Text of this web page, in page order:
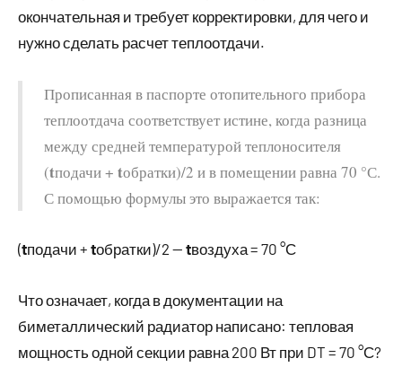
окончательная и требует корректировки, для чего и
нужно сделать расчет теплоотдачи.
Прописанная в паспорте отопительного прибора
теплоотдача соответствует истине, когда разница
между средней температурой теплоносителя
(tподачи + tобратки)/2 и в помещении равна 70 °С.
С помощью формулы это выражается так:
(tподачи + tобратки)/2 — tвоздуха = 70 °С
Что означает, когда в документации на
биметаллический радиатор написано: тепловая
мощность одной секции равна 200 Вт при DT = 70 °С?